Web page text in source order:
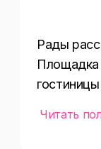
Рады
Площадка
Читать